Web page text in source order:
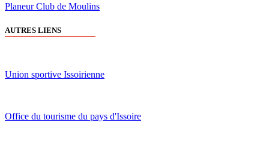
Planeur Club de Moulins
AUTRES LIENS
Union sportive Issoirienne
Office du tourisme du pays d'Issoire